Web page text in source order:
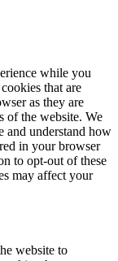
while you
that are
as they are
of the website. We
and understand how
in your browser
to opt-out of these
may affect your
website to